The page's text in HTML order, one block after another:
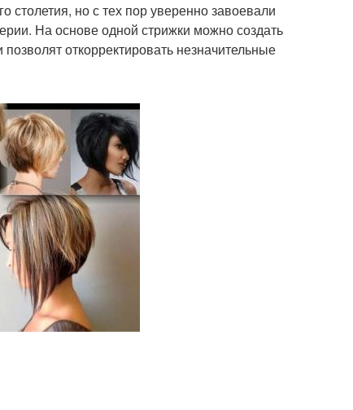
но с тех пор уверенно завоевали
На основе одной стрижки можно создать
откорректировать незначительные